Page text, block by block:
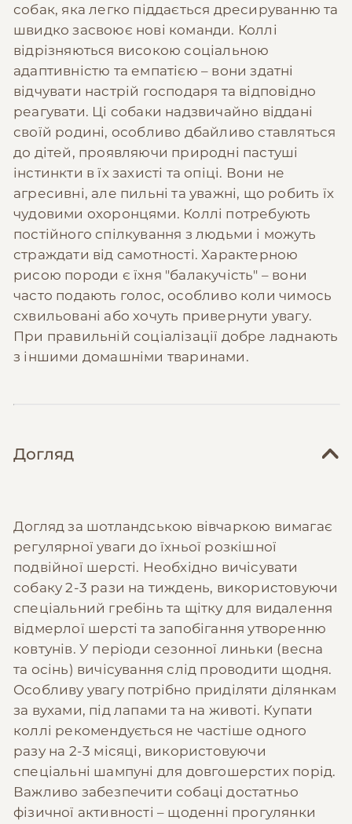
собак, яка легко піддається дресируванню та
швидко засвоює нові команди. Коллі
відрізняються високою соціальною
адаптивністю та емпатією – вони здатні
відчувати настрій господаря та відповідно
реагувати. Ці собаки надзвичайно віддані
своїй родині, особливо дбайливо ставляться
до дітей, проявляючи природні пастуші
інстинкти в їх захисті та опіці. Вони не
агресивні, але пильні та уважні, що робить їх
чудовими охоронцями. Коллі потребують
постійного спілкування з людьми і можуть
страждати від самотності. Характерною
рисою породи є їхня "балакучість" – вони
часто подають голос, особливо коли чимось
схвильовані або хочуть привернути увагу.
При правильній соціалізації добре ладнають
з іншими домашніми тваринами.
Догляд
Догляд за шотландською вівчаркою вимагає
регулярної уваги до їхньої розкішної
подвійної шерсті. Необхідно вичісувати
собаку 2-3 рази на тиждень, використовуючи
спеціальний гребінь та щітку для видалення
відмерлої шерсті та запобігання утворенню
ковтунів. У періоди сезонної линьки (весна
та осінь) вичісування слід проводити щодня.
Особливу увагу потрібно приділяти ділянкам
за вухами, під лапами та на животі. Купати
коллі рекомендується не частіше одного
разу на 2-3 місяці, використовуючи
спеціальні шампуні для довгошерстих порід.
Важливо забезпечити собаці достатньо
фізичної активності – щоденні прогулянки